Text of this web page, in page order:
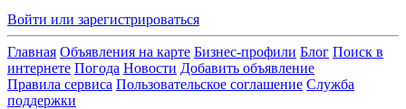
Войти или зарегистрироваться
Главная Объявления на карте Бизнес-профили Блог Поиск в
интернете Погода Новости Добавить объявление
Правила сервиса Пользовательское соглашение Служба
поддержки